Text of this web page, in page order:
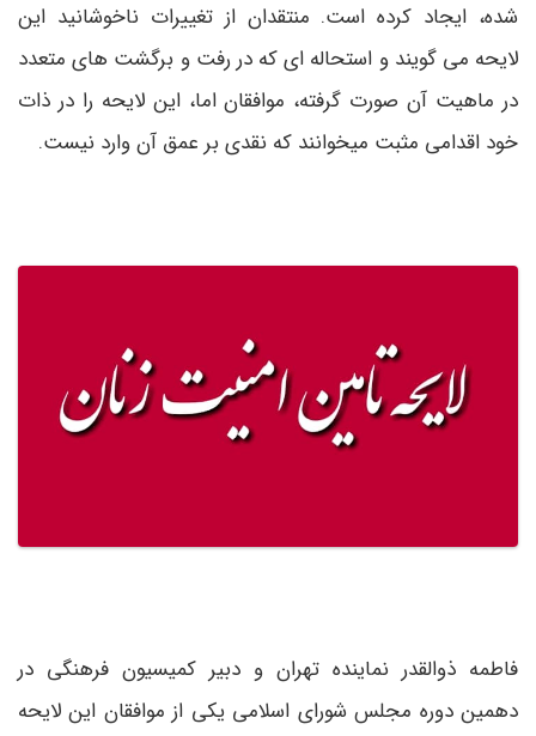
شده، ایجاد کرده است. منتقدان از تغییرات ناخوشانید این
لایحه می گویند و استحاله ای که در رفت و برگشت های متعدد
در ماهیت آن صورت گرفته، موافقان اما، این لایحه را در ذات
خود اقدامی مثبت میخوانند که نقدی بر عمق آن وارد نیست.
فاطمه ذوالقدر نماینده تهران و دبیر کمیسیون فرهنگی در
دهمین دوره مجلس شورای اسلامی یکی از موافقان این لایحه